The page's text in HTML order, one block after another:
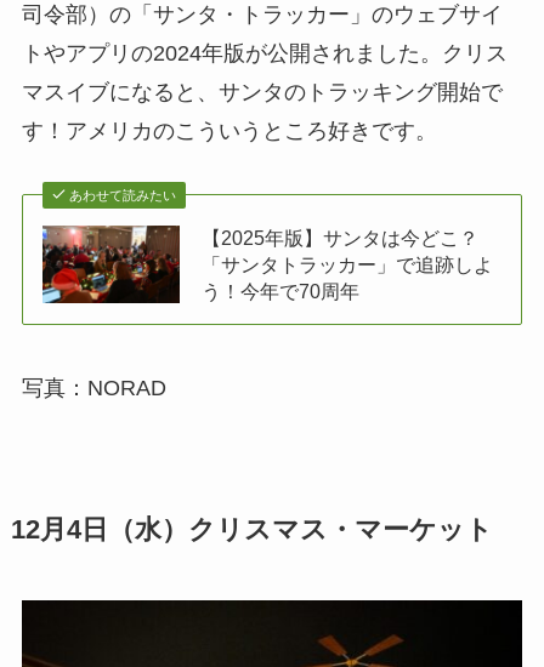
司令部）の「サンタ・トラッカー」のウェブサイ
トやアプリの2024年版が公開されました。クリス
マスイブになると、サンタのトラッキング開始で
す！アメリカのこういうところ好きです。
あわせて読みたい
【2025年版】サンタは今どこ？
「サンタトラッカー」で追跡しよ
う！今年で70周年
写真：NORAD
12月4日（水）クリスマス・マーケット